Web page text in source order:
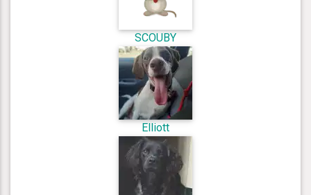
SCOUBY
Elliott